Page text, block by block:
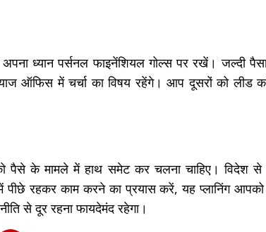
ध्यान पर्सनल फाइनेंशियल गोल्स पर रखें। जल्दी
ऑफिस में चर्चा का विषय रहेंगे। आप दूसरों को
पैसे के मामले में हाथ समेट कर चलना चाहिए। विदेश
पीछे रहकर काम करने का प्रयास करें, यह प्लानिंग आपको
से दूर रहना फायदेमंद रहेगा।